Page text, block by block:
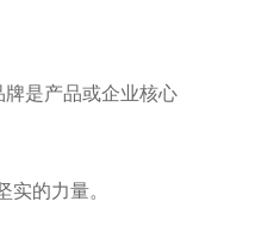
牌是产品或企业核心
的力量。